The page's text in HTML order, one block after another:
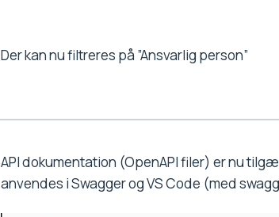
Der kan nu filtreres på ”Ansvarlig person”
API dokumentation (OpenAPI filer) er nu
anvendes i Swagger og VS Code (med